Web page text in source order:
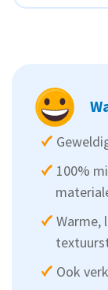
100%
Warme,
Ook